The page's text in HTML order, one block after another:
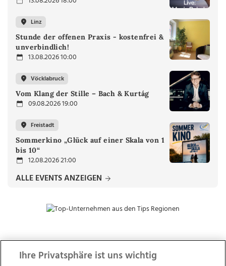
Linz
Stunde der offenen Praxis - kostenfrei &
unverbindlich!
13.08.2026 10:00
Vöcklabruck
Vom Klang der Stille – Bach & Kurtág
09.08.2026 19:00
Freistadt
Sommerkino „Glück auf einer Skala von 1
bis 10“
12.08.2026 21:00
ALLE EVENTS ANZEIGEN
ZUR NACHRICHTENÜBERSICHT
Ihre Privatsphäre ist uns wichtig